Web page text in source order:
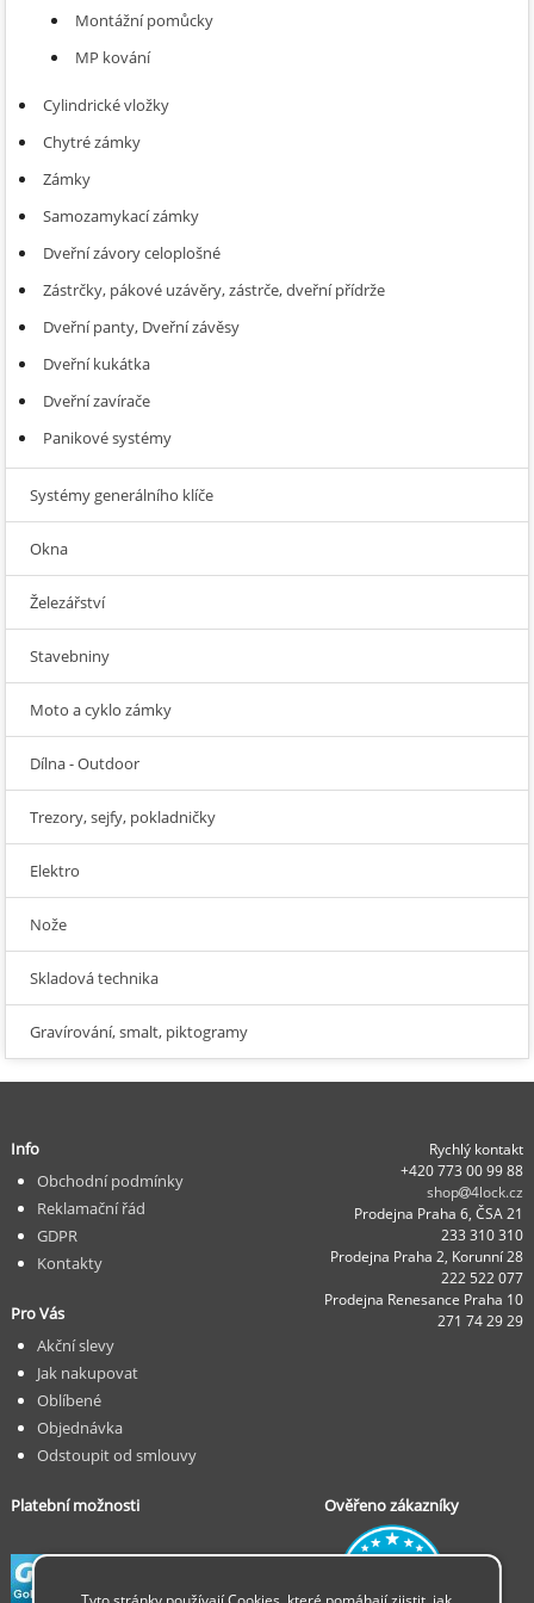
Montážní pomůcky
MP kování
Cylindrické vložky
Chytré zámky
Zámky
Samozamykací zámky
Dveřní závory celoplošné
Zástrčky, pákové uzávěry, zástrče, dveřní přídrže
Dveřní panty, Dveřní závěsy
Dveřní kukátka
Dveřní zavírače
Panikové systémy
Systémy generálního klíče
Okna
Železářství
Stavebniny
Moto a cyklo zámky
Dílna - Outdoor
Trezory, sejfy, pokladničky
Elektro
Nože
Skladová technika
Gravírování, smalt, piktogramy
Rychlý kontakt
+420 773 00 99 88
shop
4lock.cz
Prodejna Praha 6, ČSA 21
233 310 310
Prodejna Praha 2, Korunní 28
222 522 077
Prodejna Renesance Praha 10
271 74 29 29
Info
Obchodní podmínky
Reklamační řád
GDPR
Kontakty
Pro Vás
Akční slevy
Jak nakupovat
Oblíbené
Objednávka
Odstoupit od smlouvy
Platební možnosti Ověřeno zákazníky